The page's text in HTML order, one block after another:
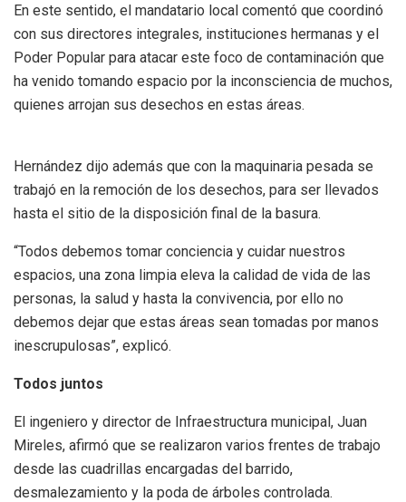
En este sentido, el mandatario local comentó que coordinó
con sus directores integrales, instituciones hermanas y el
Poder Popular para atacar este foco de contaminación que
ha venido tomando espacio por la inconsciencia de muchos,
quienes arrojan sus desechos en estas áreas.
Hernández dijo además que con la maquinaria pesada se
trabajó en la remoción de los desechos, para ser llevados
hasta el sitio de la disposición final de la basura.
“Todos debemos tomar conciencia y cuidar nuestros
espacios, una zona limpia eleva la calidad de vida de las
personas, la salud y hasta la convivencia, por ello no
debemos dejar que estas áreas sean tomadas por manos
inescrupulosas”, explicó.
Todos juntos
El ingeniero y director de Infraestructura municipal, Juan
Mireles, afirmó que se realizaron varios frentes de trabajo
desde las cuadrillas encargadas del barrido,
desmalezamiento y la poda de árboles controlada.